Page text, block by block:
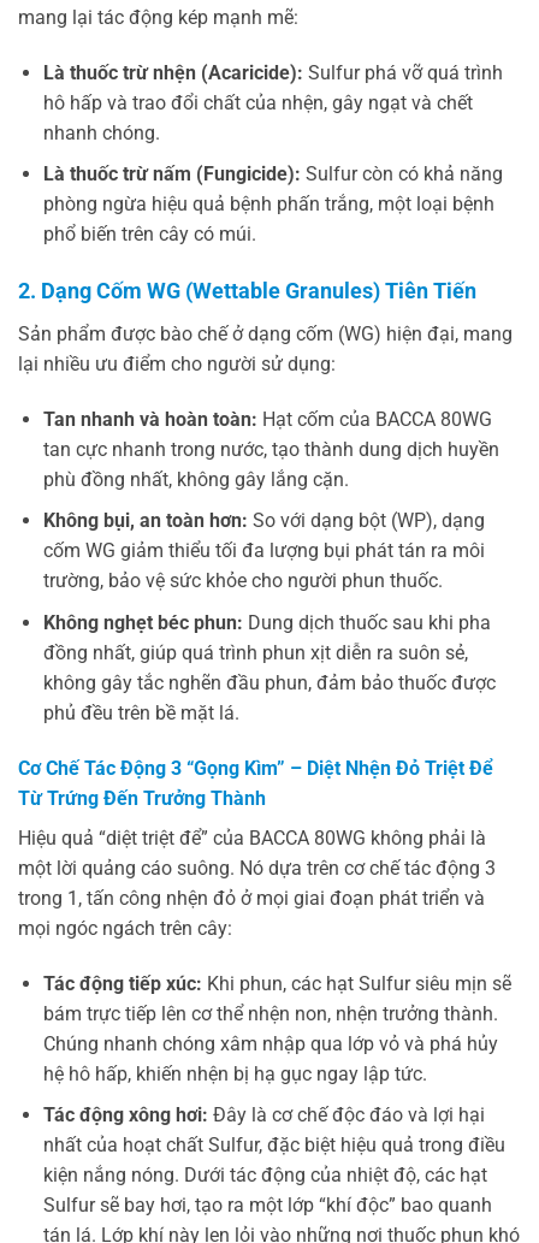
mang lại tác động kép mạnh mẽ:
Là thuốc trừ nhện (Acaricide): Sulfur phá vỡ quá trình
hô hấp và trao đổi chất của nhện, gây ngạt và chết
nhanh chóng.
Là thuốc trừ nấm (Fungicide): Sulfur còn có khả năng
phòng ngừa hiệu quả bệnh phấn trắng, một loại bệnh
phổ biến trên cây có múi.
2. Dạng Cốm WG (Wettable Granules) Tiên Tiến
Sản phẩm được bào chế ở dạng cốm (WG) hiện đại, mang
lại nhiều ưu điểm cho người sử dụng:
Tan nhanh và hoàn toàn: Hạt cốm của BACCA 80WG
tan cực nhanh trong nước, tạo thành dung dịch huyền
phù đồng nhất, không gây lắng cặn.
Không bụi, an toàn hơn: So với dạng bột (WP), dạng
cốm WG giảm thiểu tối đa lượng bụi phát tán ra môi
trường, bảo vệ sức khỏe cho người phun thuốc.
Không nghẹt béc phun: Dung dịch thuốc sau khi pha
đồng nhất, giúp quá trình phun xịt diễn ra suôn sẻ,
không gây tắc nghẽn đầu phun, đảm bảo thuốc được
phủ đều trên bề mặt lá.
Cơ Chế Tác Động 3 “Gọng Kìm” – Diệt Nhện Đỏ Triệt Để
Từ Trứng Đến Trưởng Thành
Hiệu quả “diệt triệt để” của BACCA 80WG không phải là
một lời quảng cáo suông. Nó dựa trên cơ chế tác động 3
trong 1, tấn công nhện đỏ ở mọi giai đoạn phát triển và
mọi ngóc ngách trên cây:
Tác động tiếp xúc: Khi phun, các hạt Sulfur siêu mịn sẽ
bám trực tiếp lên cơ thể nhện non, nhện trưởng thành.
Chúng nhanh chóng xâm nhập qua lớp vỏ và phá hủy
hệ hô hấp, khiến nhện bị hạ gục ngay lập tức.
Tác động xông hơi: Đây là cơ chế độc đáo và lợi hại
nhất của hoạt chất Sulfur, đặc biệt hiệu quả trong điều
kiện nắng nóng. Dưới tác động của nhiệt độ, các hạt
Sulfur sẽ bay hơi, tạo ra một lớp “khí độc” bao quanh
tán lá. Lớp khí này len lỏi vào những nơi thuốc phun khó